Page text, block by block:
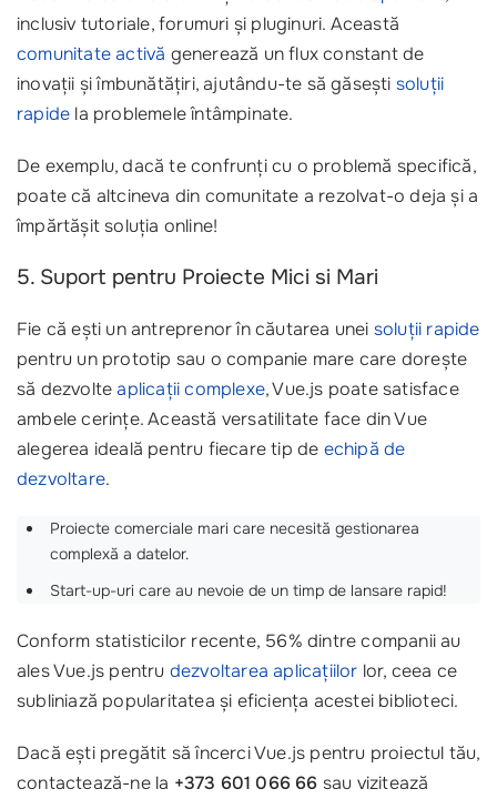
inclusiv tutoriale, forumuri și pluginuri. Această
comunitate activă generează un flux constant de
inovații și îmbunătățiri, ajutându-te să găsești soluții
rapide la problemele întâmpinate.
De exemplu, dacă te confrunți cu o problemă specifică,
poate că altcineva din comunitate a rezolvat-o deja și a
împărtășit soluția online!
5. Suport pentru Proiecte Mici si Mari
Fie că ești un antreprenor în căutarea unei soluții rapide
pentru un prototip sau o companie mare care dorește
să dezvolteaplicații complexe, Vue.js poate satisface
ambele cerințe. Această versatilitate face din Vue
alegerea ideală pentru fiecare tip de echipă de
dezvoltare.
Proiecte comerciale mari care necesită gestionarea
complexă a datelor.
Start-up-uri care au nevoie de un timp de lansare rapid!
Conform statisticilor recente, 56% dintre companii au
ales Vue.js pentru dezvoltarea aplicațiilor lor, ceea ce
subliniază popularitatea și eficiența acestei biblioteci.
Dacă ești pregătit să încerci Vue.js pentru proiectul tău,
contactează-ne la +373 601 066 66 sau vizitează